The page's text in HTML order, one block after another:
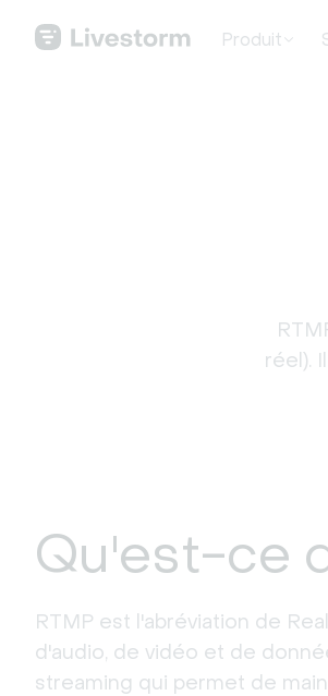
Produit
réel).
Qu'est-ce
RTMP est l'abréviation de
d'audio, de vidéo et de
streaming qui permet de